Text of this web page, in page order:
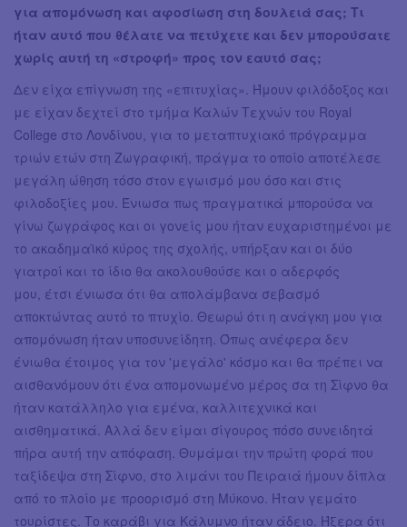
για απομόνωση και αφοσίωση στη δουλειά σας; Τι
ήταν αυτό που θέλατε να πετύχετε και δεν μπορούσατε
χωρίς αυτή τη «στροφή» προς τον εαυτό σας;
Δεν είχα επίγνωση της «επιτυχίας». Ήμουν φιλόδοξος και
με είχαν δεχτεί στο τμήμα Καλών Τεχνών του Royal
College στο Λονδίνου, για το μεταπτυχιακό πρόγραμμα
τριών ετών στη Ζωγραφική, πράγμα το οποίο αποτέλεσε
μεγάλη ώθηση τόσο στον εγωισμό μου όσο και στις
φιλοδοξίες μου. Ένιωσα πως πραγματικά μπορούσα να
γίνω ζωγράφος και οι γονείς μου ήταν ευχαριστημένοι με
το ακαδημαϊκό κύρος της σχολής, υπήρξαν και οι δύο
γιατροί και το ίδιο θα ακολουθούσε και ο αδερφός
μου, έτσι ένιωσα ότι θα απολάμβανα σεβασμό
αποκτώντας αυτό το πτυχίο. Θεωρώ ότι η ανάγκη μου για
απομόνωση ήταν υποσυνείδητη. Όπως ανέφερα δεν
ένιωθα έτοιμος για τον 'μεγάλο' κόσμο και θα πρέπει να
αισθανόμουν ότι ένα απομονωμένο μέρος σα τη Σίφνο θα
ήταν κατάλληλο για εμένα, καλλιτεχνικά και
αισθηματικά. Αλλά δεν είμαι σίγουρος πόσο συνειδητά
πήρα αυτή την απόφαση. Θυμάμαι την πρώτη φορά που
ταξίδεψα στη Σίφνο, στο λιμάνι του Πειραιά ήμουν δίπλα
από το πλοίο με προορισμό στη Μύκονο. Ήταν γεμάτο
τουρίστες. Το καράβι για Κάλυμνο ήταν άδειο. Ήξερα ότι